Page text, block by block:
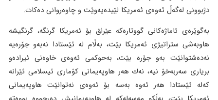
دژبوونی لەگەڵ ئەوەی ئەمریکا لێیدەیەوێت و چاوەروانی دەکات.
بەگوێرەی ئاماژەکانی گووتارەکە عێراق بۆ ئەمریکا گرنگە، گرنگیشە
هاوبەشی ستراتیژی ئەمریکا بێت، بەڵام لە ئێستادا نەبەو جۆرەیە
نەدەشتوانێت بەو جۆرە بێت، بەحوکمی ئەوەی خاوەنی ئیرادەو
بریاری سەربەخۆ نیە، نەك هەر هاوپەیمانی کۆماری ئیسلامی ئێرانە
کەلە ئێستادا هەر ئەوە بەسە بۆ ئەوەی نەتوانێت هاوپەیمانی